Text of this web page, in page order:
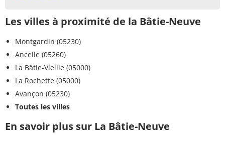
Les villes à proximité de la Bâtie-Neuve
Montgardin (05230)
Ancelle (05260)
La Bâtie-Vieille (05000)
La Rochette (05000)
Avançon (05230)
Toutes les villes
En savoir plus sur La Bâtie-Neuve